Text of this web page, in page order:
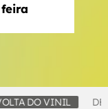
feira
VINIL DE